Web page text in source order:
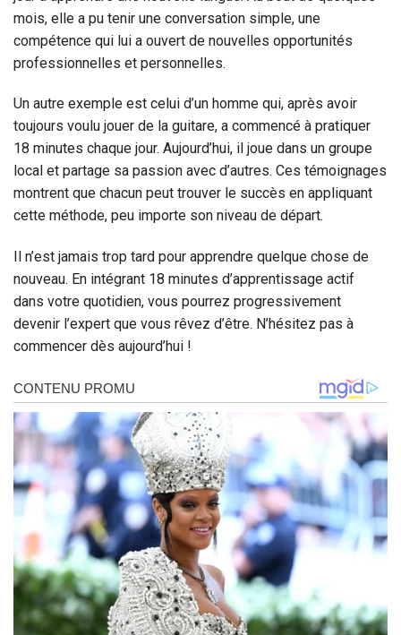
mois, elle a pu tenir une conversation simple, une
compétence qui lui a ouvert de nouvelles opportunités
professionnelles et personnelles.
Un autre exemple est celui d’un homme qui, après avoir
toujours voulu jouer de la guitare, a commencé à pratiquer
18 minutes chaque jour. Aujourd’hui, il joue dans un groupe
local et partage sa passion avec d’autres. Ces témoignages
montrent que chacun peut trouver le succès en appliquant
cette méthode, peu importe son niveau de départ.
Il n’est jamais trop tard pour apprendre quelque chose de
nouveau. En intégrant 18 minutes d’apprentissage actif
dans votre quotidien, vous pourrez progressivement
devenir l’expert que vous rêvez d’être. N’hésitez pas à
commencer dès aujourd’hui !